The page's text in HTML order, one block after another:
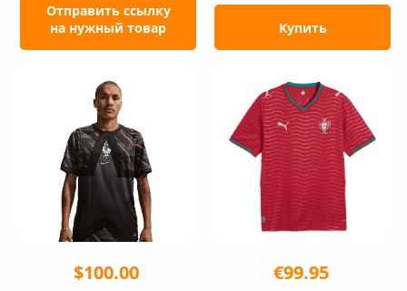
Отправить ссылку
на нужный товар
Купить
$100.00
€99.95